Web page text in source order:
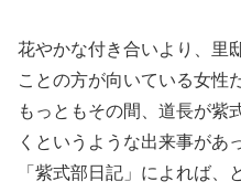
花やかな付き合いより、里
ことの方が向いている女性
もっともその間、道長が紫
くというような出来事があ
「紫式部日記」によれば